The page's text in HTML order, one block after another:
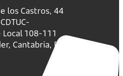
los Castros, 44
Local 108-111
Cantabria, España.